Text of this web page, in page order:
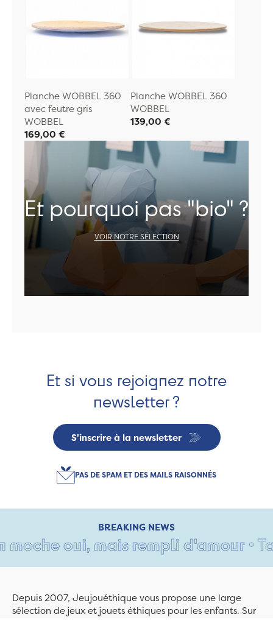
Planche WOBBEL 360
avec feutre gris
WOBBEL
169,00 €
Planche WOBBEL 360
WOBBEL
139,00 €
Et pourquoi pas "bio" ?
VOIR NOTRE SÉLECTION
Et si vous rejoignez notre
newsletter ?
S'inscrire à la newsletter
PAS DE SPAM ET DES MAILS RAISONNÉS
BREAKING NEWS
oui, mais rempli d'amour • Tant
Depuis 2007, Jeujouéthique vous propose une large
sélection de jeux et jouets éthiques pour les enfants. Sur